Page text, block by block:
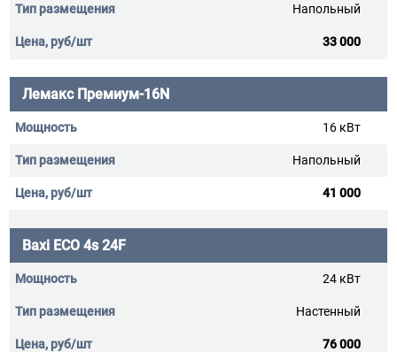
Напольный
33 000
Лемакс Премиум-16N
16 кВт
Напольный
41 000
Baxi ECO 4s 24F
24 кВт
Настенный
76 000